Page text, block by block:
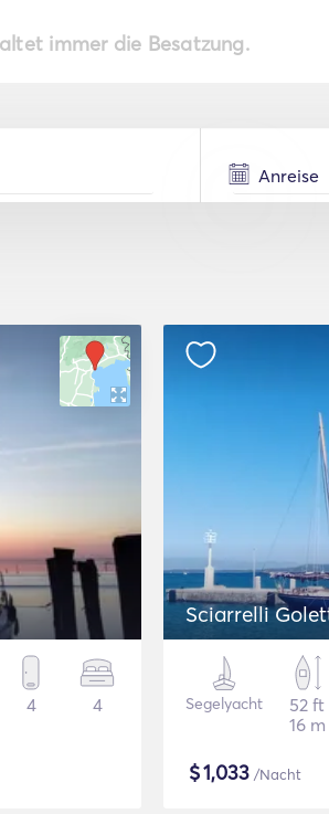
immer die Besatzung.
4 4
Sciarrelli
Segelyacht
52 ft
16 m
$1,033 /Nacht